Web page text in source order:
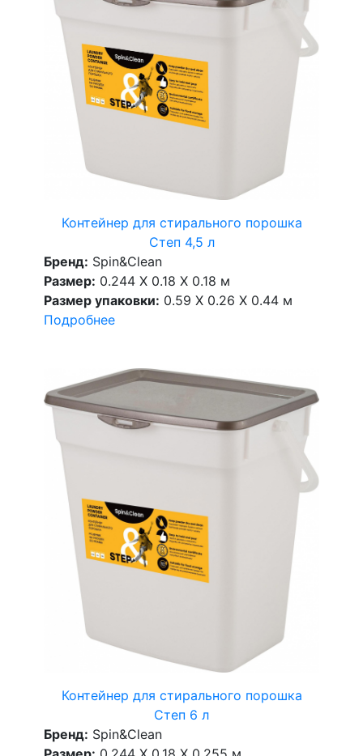
Контейнер для стирального порошка
Степ 4,5 л
Бренд: Spin&Clean
Размер: 0.244 X 0.18 X 0.18 м
Размер упаковки: 0.59 X 0.26 X 0.44 м
Подробнее
Контейнер для стирального порошка
Степ 6 л
Бренд: Spin&Clean